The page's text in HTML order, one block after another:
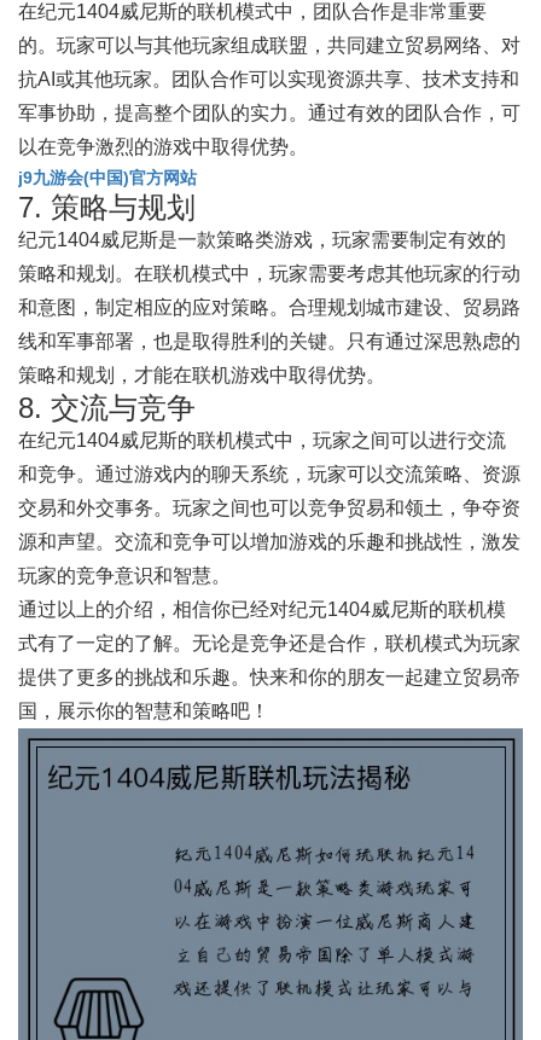
在纪元1404威尼斯的联机模式中，团队合作是非常重要
的。玩家可以与其他玩家组成联盟，共同建立贸易网络、对
抗AI或其他玩家。团队合作可以实现资源共享、技术支持和
军事协助，提高整个团队的实力。通过有效的团队合作，可
以在竞争激烈的游戏中取得优势。
j9九游会(中国)官方网站
7. 策略与规划
纪元1404威尼斯是一款策略类游戏，玩家需要制定有效的
策略和规划。在联机模式中，玩家需要考虑其他玩家的行动
和意图，制定相应的应对策略。合理规划城市建设、贸易路
线和军事部署，也是取得胜利的关键。只有通过深思熟虑的
策略和规划，才能在联机游戏中取得优势。
8. 交流与竞争
在纪元1404威尼斯的联机模式中，玩家之间可以进行交流
和竞争。通过游戏内的聊天系统，玩家可以交流策略、资源
交易和外交事务。玩家之间也可以竞争贸易和领土，争夺资
源和声望。交流和竞争可以增加游戏的乐趣和挑战性，激发
玩家的竞争意识和智慧。
通过以上的介绍，相信你已经对纪元1404威尼斯的联机模
式有了一定的了解。无论是竞争还是合作，联机模式为玩家
提供了更多的挑战和乐趣。快来和你的朋友一起建立贸易帝
国，展示你的智慧和策略吧！